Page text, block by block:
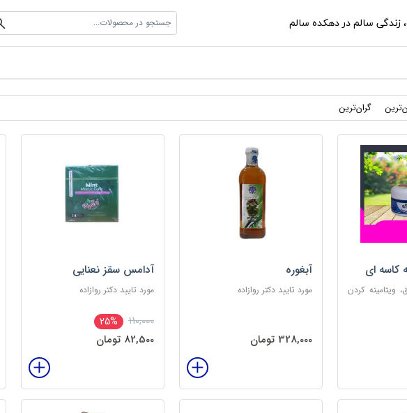
، زندگی سالم در دهکده سالم جستجو در محصولات...
گران‌ترین
کاسه ای
ویتامینه کردن
آبغوره
مورد تایید دکتر روازاده
328,000 تومان
آدامس سقز نعنایی
مورد تایید دکتر روازاده
110,000
25%
82,500 تومان